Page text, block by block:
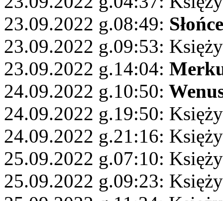
23.09.2022 g.08:49: Słońce
23.09.2022 g.09:53:
23.09.2022 g.14:04:
24.09.2022 g.10:50:
24.09.2022 g.19:50:
24.09.2022 g.21:16:
25.09.2022 g.07:10:
25.09.2022 g.09:23: